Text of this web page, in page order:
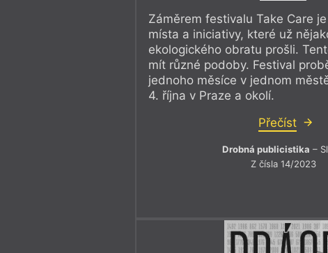
Záměrem festivalu Take Care
místa a iniciativy, které už
ekologického obratu prošli.
mít různé podoby. Festival
jednoho měsíce v jednom
4. října v Praze a okolí.
Přečíst
Drobná publicistika –
Z čísla 14/2023